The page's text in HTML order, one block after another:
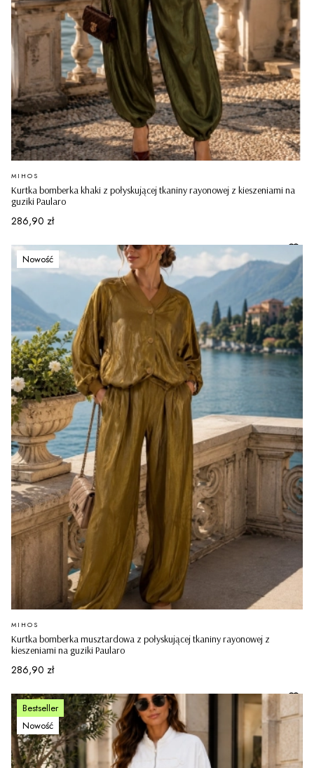
Kurtka bomberka khaki z połyskującej tkaniny rayonowej z kieszeniami na
guziki Paularo
PRODUCENT
MIHOS
Cena
286,90 zł
Nowość
Kurtka bomberka musztardowa z połyskującej tkaniny rayonowej z
kieszeniami na guziki Paularo
PRODUCENT
MIHOS
Cena
286,90 zł
Bestseller
Nowość